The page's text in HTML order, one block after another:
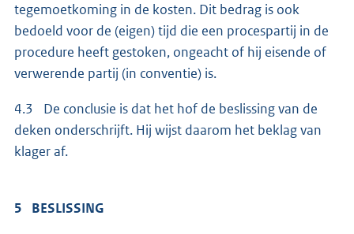
tegemoetkoming in de kosten. Dit bedrag is ook
bedoeld voor de (eigen) tijd die een procespartij in de
procedure heeft gestoken, ongeacht of hij eisende of
verwerende partij (in conventie) is.
4.3 De conclusie is dat het hof de beslissing van de
deken onderschrijft. Hij wijst daarom het beklag van
klager af.
5 BESLISSING